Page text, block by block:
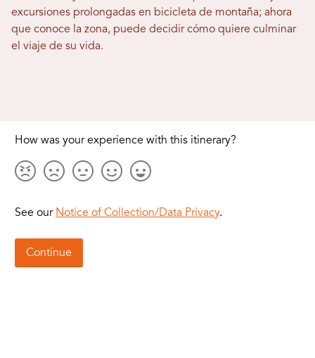
excursiones prolongadas en bicicleta de montaña; ahora
que conoce la zona, puede decidir cómo quiere culminar
el viaje de su vida.